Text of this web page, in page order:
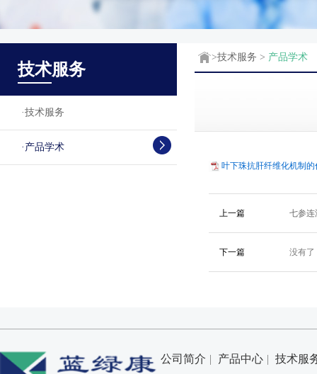
技术服务
·技术服务
· 产品学术
>技术服务 > 产品学术
叶下珠抗肝纤维化机制
上一篇 七参连
下一篇 没有了
公司简介 | 产品中心 | 技术服